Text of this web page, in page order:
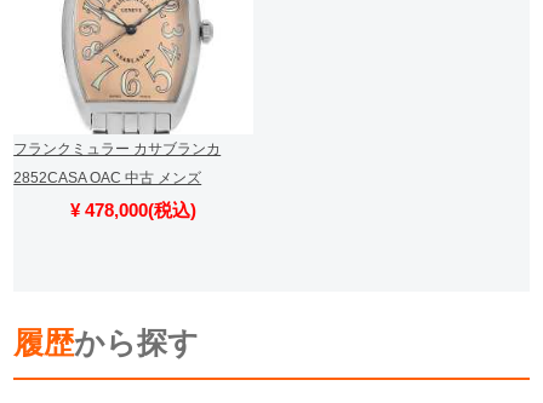
フランクミュラー カサブランカ
2852CASA OAC 中古 メンズ
¥ 478,000(税込)
履歴から探す